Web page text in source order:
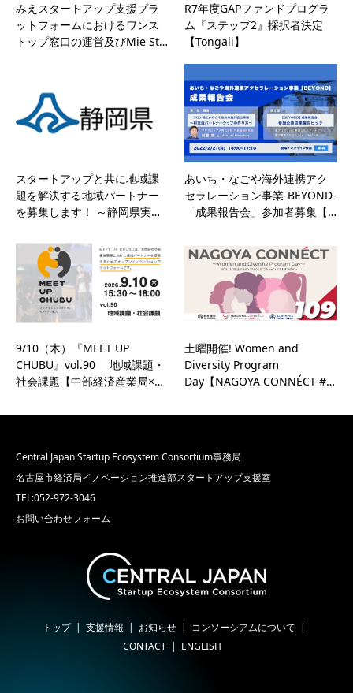
みえスタートアップ支援プラ
ットフォームにおけるワンス
トップ窓口の運営及びMie St…
R7年度GAPファンドプログラ
ム『ステップ2』採択者決定
【Tongali】
スタートアップと共に地域課
題を解決する地域パートナー
を募集します！ ～静岡県実…
あいち・なごや海外連携アク
セラレーション事業-BEYOND-
「成果報告会」参加者募集【…
9/10（木）『MEET UP
CHUBU』vol.90 地域課題・
社会課題【中部経済産業局×…
土曜開催! Women and
Diversity Program
Day【NAGOYA CONNÉCT #…
Central Japan Startup Ecosystem Consortium事務局
名古屋市経済局イノベーション推進部スタートアップ支援室
TEL:052-972-3046
お問い合わせフォーム
トップ 支援情報 お知らせ
コンソーシアムについて
CONTACT
ENGLISH